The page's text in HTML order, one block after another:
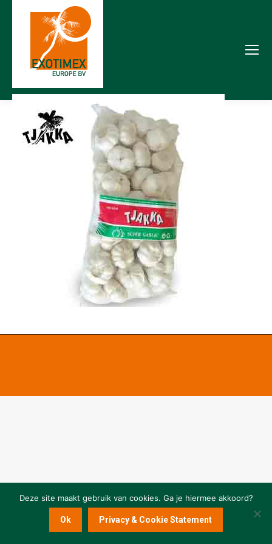
Deze site maakt gebruik van cookies. Ga je hiermee akkoord?
Ok Privacy & Cookie Statement